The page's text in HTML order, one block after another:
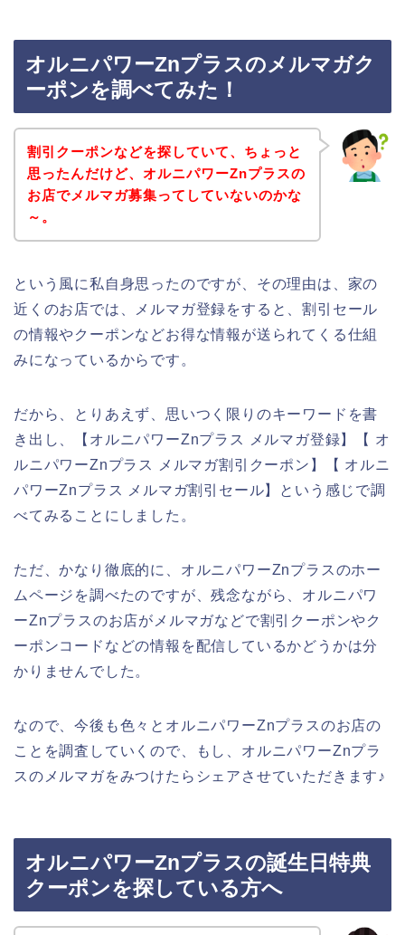
オルニパワーZnプラスのメルマガク
ーポンを調べてみた！
割引クーポンなどを探していて、ちょっと
思ったんだけど、オルニパワーZnプラスの
お店でメルマガ募集ってしていないのかな
～。
という風に私自身思ったのですが、その理由は、家の
近くのお店では、メルマガ登録をすると、割引セール
の情報やクーポンなどお得な情報が送られてくる仕組
みになっているからです。
だから、とりあえず、思いつく限りのキーワードを書
き出し、【オルニパワーZnプラス メルマガ登録】【 オ
ルニパワーZnプラス メルマガ割引クーポン】【 オルニ
パワーZnプラス メルマガ割引セール】という感じで調
べてみることにしました。
ただ、かなり徹底的に、オルニパワーZnプラスのホー
ムページを調べたのですが、残念ながら、オルニパワ
ーZnプラスのお店がメルマガなどで割引クーポンやク
ーポンコードなどの情報を配信しているかどうかは分
かりませんでした。
なので、今後も色々とオルニパワーZnプラスのお店の
ことを調査していくので、もし、オルニパワーZnプラ
スのメルマガをみつけたらシェアさせていただきます♪
オルニパワーZnプラスの誕生日特典
クーポンを探している方へ